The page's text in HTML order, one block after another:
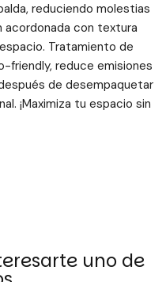
reduciendo molestias
acordonada con textura
Tratamiento de
friendly, reduce emisiones
de desempaquetar
¡Maximiza tu espacio sin
uno de